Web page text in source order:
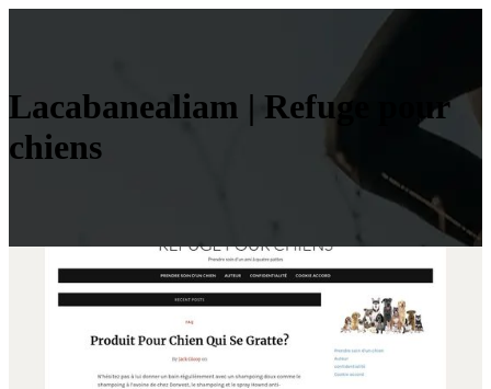
Lacabanea­liam | Refuge pour
chiens